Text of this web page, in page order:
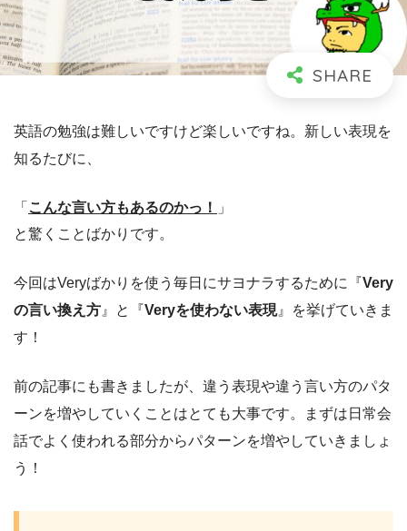
英語の勉強は難しいですけど楽しいですね。新しい表現を
知るたびに、
「 こんな言い方もあるのかっ！
」
と驚くことばかりです。
今回はVeryばかりを使う毎日にサヨナラするために『Very
の言い換え方 』と『Veryを使わない表現』を挙げていきま
す！
前の記事にも書きましたが、違う表現や違う言い方のパタ
ーンを増やしていくことはとても大事です。まずは日常会
話でよく使われる部分からパターンを増やしていきましょ
う！